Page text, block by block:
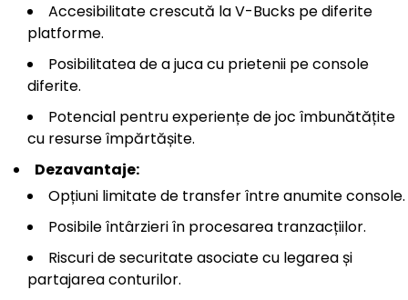
Accesibilitate crescută la V-Bucks pe diferite
platforme.
Posibilitatea de a juca cu prietenii pe console
diferite.
Potencial pentru experiențe de joc îmbunătățite
cu resurse împărtășite.
Dezavantaje:
Opțiuni limitate de transfer între anumite console.
Posibile întârzieri în procesarea tranzacțiilor.
Riscuri de securitate asociate cu legarea și
partajarea conturilor.